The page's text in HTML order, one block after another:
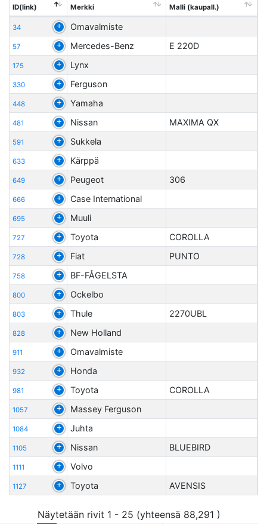
ID(link) Merkki Malli (kaupall.)
34 Omavalmiste
57 Mercedes-Benz E 220D
175 Lynx
330 Ferguson
448 Yamaha
481 Nissan MAXIMA QX
591 Sukkela
633 Kärppä
649 Peugeot 306
666 Case International
695 Muuli
727 Toyota COROLLA
728 Fiat PUNTO
758 BF-FÅGELSTA
800 Ockelbo
803 Thule 2270UBL
828 New Holland
911 Omavalmiste
932 Honda
981 Toyota COROLLA
1057 Massey Ferguson
1084 Juhta
1105 Nissan BLUEBIRD
1111 Volvo
1127 Toyota AVENSIS
Näytetään rivit 1 - 25 (yhteensä 88,291 )